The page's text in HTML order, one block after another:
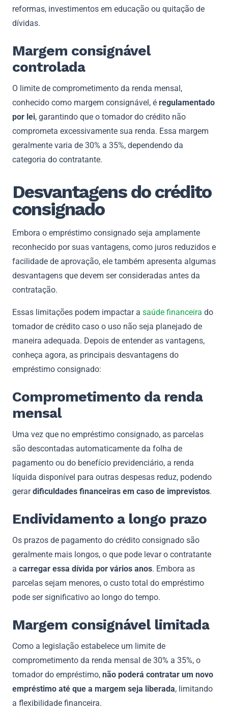
reformas, investimentos em educação ou quitação de
dívidas.
Margem consignável
controlada
O limite de comprometimento da renda mensal,
conhecido como margem consignável, é regulamentado
por lei, garantindo que o tomador do crédito não
comprometa excessivamente sua renda. Essa margem
geralmente varia de 30% a 35%, dependendo da
categoria do contratante.
Desvantagens do crédito
consignado
Embora o empréstimo consignado seja amplamente
reconhecido por suas vantagens, como juros reduzidos e
facilidade de aprovação, ele também apresenta algumas
desvantagens que devem ser consideradas antes da
contratação.
Essas limitações podem impactar a saúde financeira do
tomador de crédito caso o uso não seja planejado de
maneira adequada. Depois de entender as vantagens,
conheça agora, as principais desvantagens do
empréstimo consignado:
Comprometimento da renda
mensal
Uma vez que no empréstimo consignado, as parcelas
são descontadas automaticamente da folha de
pagamento ou do benefício previdenciário, a renda
líquida disponível para outras despesas reduz, podendo
gerardificuldades financeiras em caso de imprevistos.
Endividamento a longo prazo
Os prazos de pagamento do crédito consignado são
geralmente mais longos, o que pode levar o contratante
a carregar essa dívida por vários anos. Embora as
parcelas sejam menores, o custo total do empréstimo
pode ser significativo ao longo do tempo.
Margem consignável limitada
Como a legislação estabelece um limite de
comprometimento da renda mensal de 30% a 35%, o
tomador do empréstimo, não poderá contratar um novo
empréstimo até que a margem seja liberada, limitando
a flexibilidade financeira.